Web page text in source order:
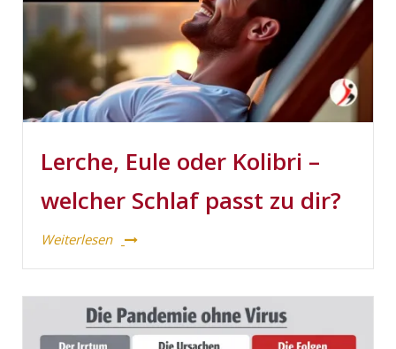
Lerche, Eule oder Kolibri –
welcher Schlaf passt zu dir?
Weiterlesen